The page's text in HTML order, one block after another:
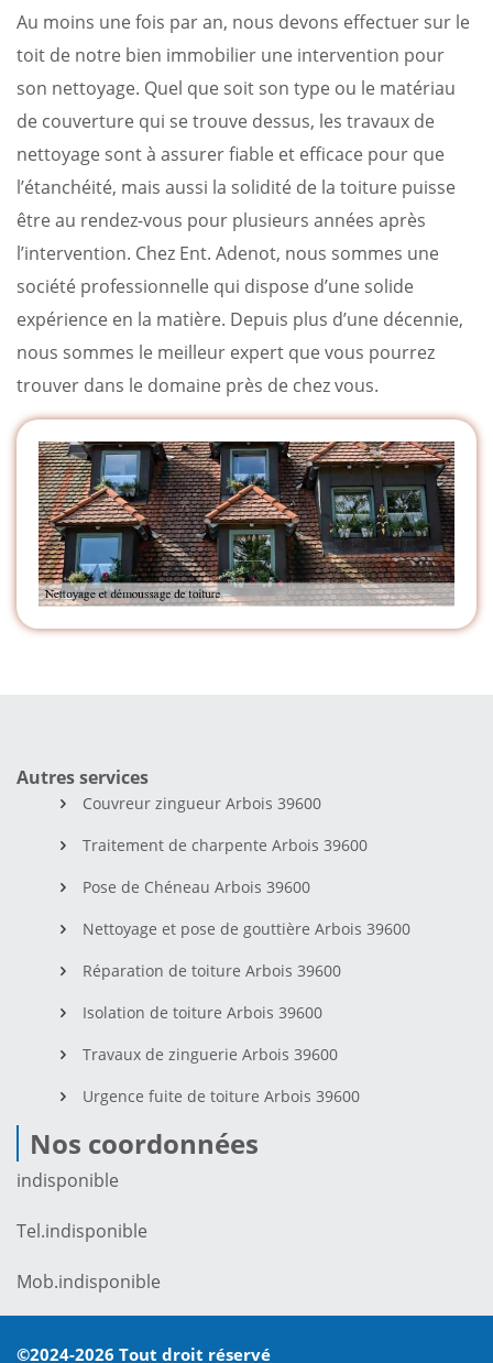
Au moins une fois par an, nous devons effectuer sur le
toit de notre bien immobilier une intervention pour
son nettoyage. Quel que soit son type ou le matériau
de couverture qui se trouve dessus, les travaux de
nettoyage sont à assurer fiable et efficace pour que
l’étanchéité, mais aussi la solidité de la toiture puisse
être au rendez-vous pour plusieurs années après
l’intervention. Chez Ent. Adenot, nous sommes une
société professionnelle qui dispose d’une solide
expérience en la matière. Depuis plus d’une décennie,
nous sommes le meilleur expert que vous pourrez
trouver dans le domaine près de chez vous.
Autres services
Couvreur zingueur Arbois 39600
Traitement de charpente Arbois 39600
Pose de Chéneau Arbois 39600
Nettoyage et pose de gouttière Arbois 39600
Réparation de toiture Arbois 39600
Isolation de toiture Arbois 39600
Travaux de zinguerie Arbois 39600
Urgence fuite de toiture Arbois 39600
Nos coordonnées
indisponible
Tel.indisponible
Mob.indisponible
©2024-2026 Tout droit réservé